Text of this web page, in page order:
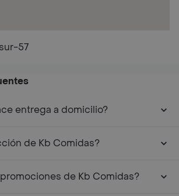
57
entrega a domicilio?
de Kb Comidas?
de Kb Comidas?